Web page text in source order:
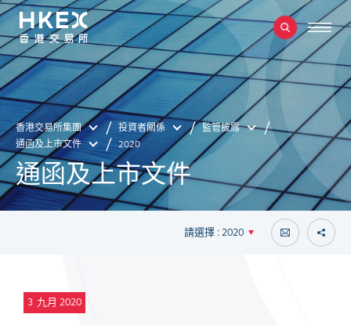
香港交易所集團 投資者關係
監管披露
通函及上市文件
2020
通函及上市文件
請選擇 : 2020
3 九月 2020